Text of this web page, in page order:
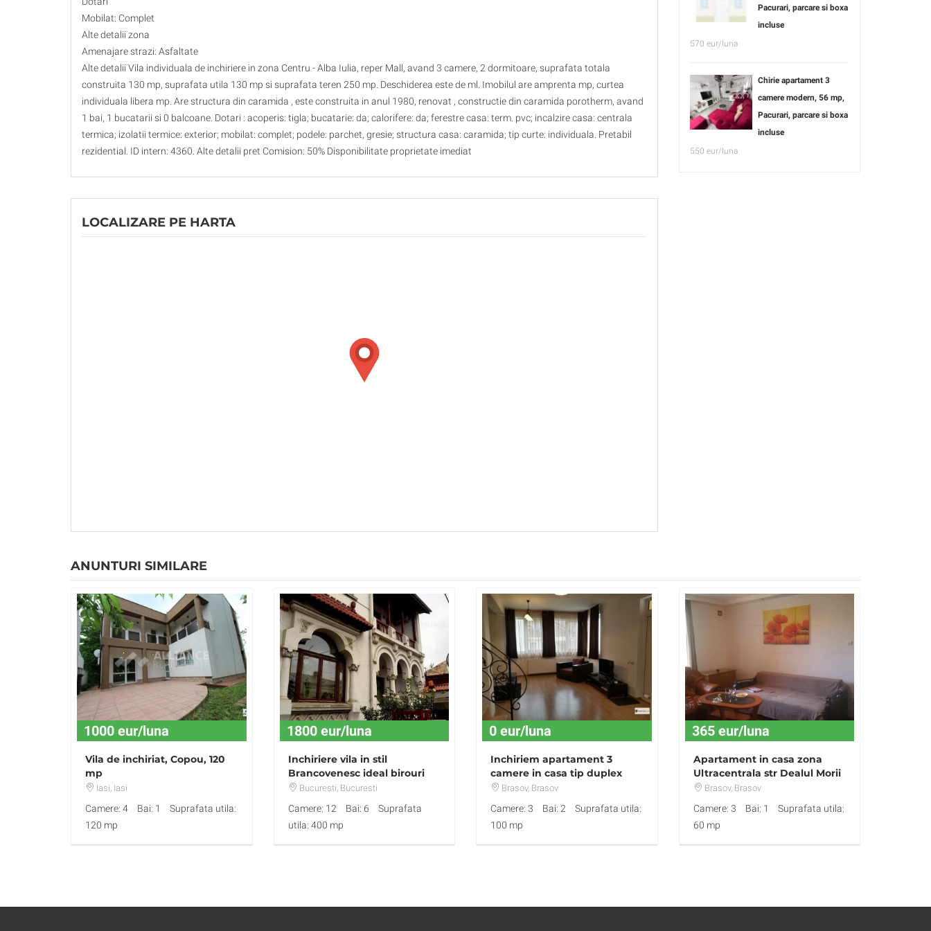
Mobilat: Complet
Alte detalii zona
Amenajare strazi: Asfaltate
Alte detalii Vila individuala de inchiriere in zona Centru - Alba Iulia, reper Mall, avand 3 camere, 2 dormitoare, suprafata totala
construita 130 mp, suprafata utila 130 mp si suprafata teren 250 mp. Deschiderea este de ml. Imobilul are amprenta mp, curtea
individuala libera mp. Are structura din caramida , este construita in anul 1980, renovat , constructie din caramida porotherm, avand
1 bai, 1 bucatarii si 0 balcoane. Dotari : acoperis: tigla; bucatarie: da; calorifere: da; ferestre casa: term. pvc; incalzire casa: centrala
termica; izolatii termice: exterior; mobilat: complet; podele: parchet, gresie; structura casa: caramida; tip curte: individuala. Pretabil
rezidential. ID intern: 4360. Alte detalii pret Comision: 50% Disponibilitate proprietate imediat
LOCALIZARE PE HARTA
Pacurari, parcare si boxa
incluse
570 eur/luna
Chirie apartament 3
camere modern, 56 mp,
Pacurari, parcare si boxa
incluse
550 eur/luna
ANUNTURI SIMILARE
1000 eur/luna
Vila de inchiriat, Copou, 120
mp
Iasi, Iasi
Camere: 4 Bai: 1
Suprafata utila:
120 mp
1800 eur/luna
Inchiriere vila in stil
Brancovenesc ideal birouri
zona Mihai Eminescu
Bucuresti, Bucuresti
Camere: 12 Bai: 6
Suprafata
utila: 400 mp
0 eur/luna
Inchiriem apartament 3
camere in casa tip duplex
zona rezidentiala Brasov
Brasov, Brasov
Camere: 3 Bai: 2
Suprafata utila:
100 mp
365 eur/luna
Apartament in casa zona
Ultracentrala str Dealul Morii
,mobilat,utilat,365Eur.
Brasov, Brasov
Camere: 3 Bai: 1
Suprafata utila:
60 mp